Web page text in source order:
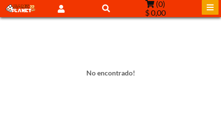
(0)
$ 0,00
No encontrado!